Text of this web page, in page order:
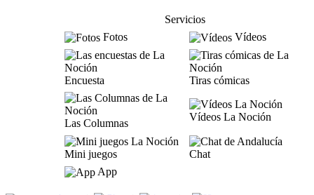
Servicios
Fotos
Vídeos
Encuesta Tiras cómicas
Las Columnas
Vídeos La Noción
Mini juegos
Chat
App